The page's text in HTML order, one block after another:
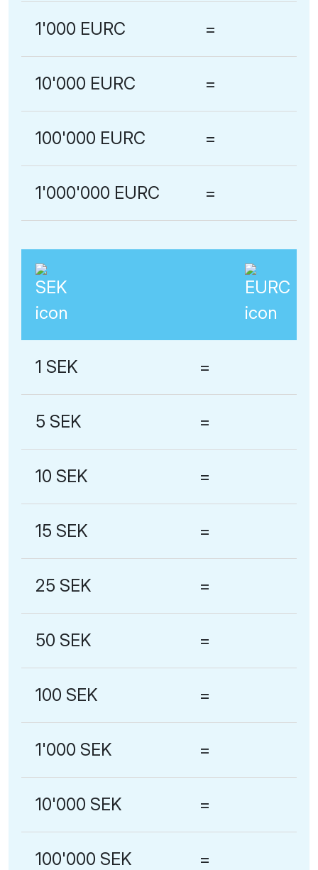
1'000 EURC =
10'000 EURC =
100'000 EURC =
1'000'000 EURC =
1 SEK =
5 SEK =
10 SEK =
15 SEK =
25 SEK =
50 SEK =
100 SEK =
1'000 SEK =
10'000 SEK =
100'000 SEK =